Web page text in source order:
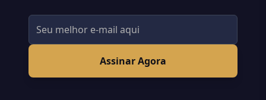
Assinar Agora